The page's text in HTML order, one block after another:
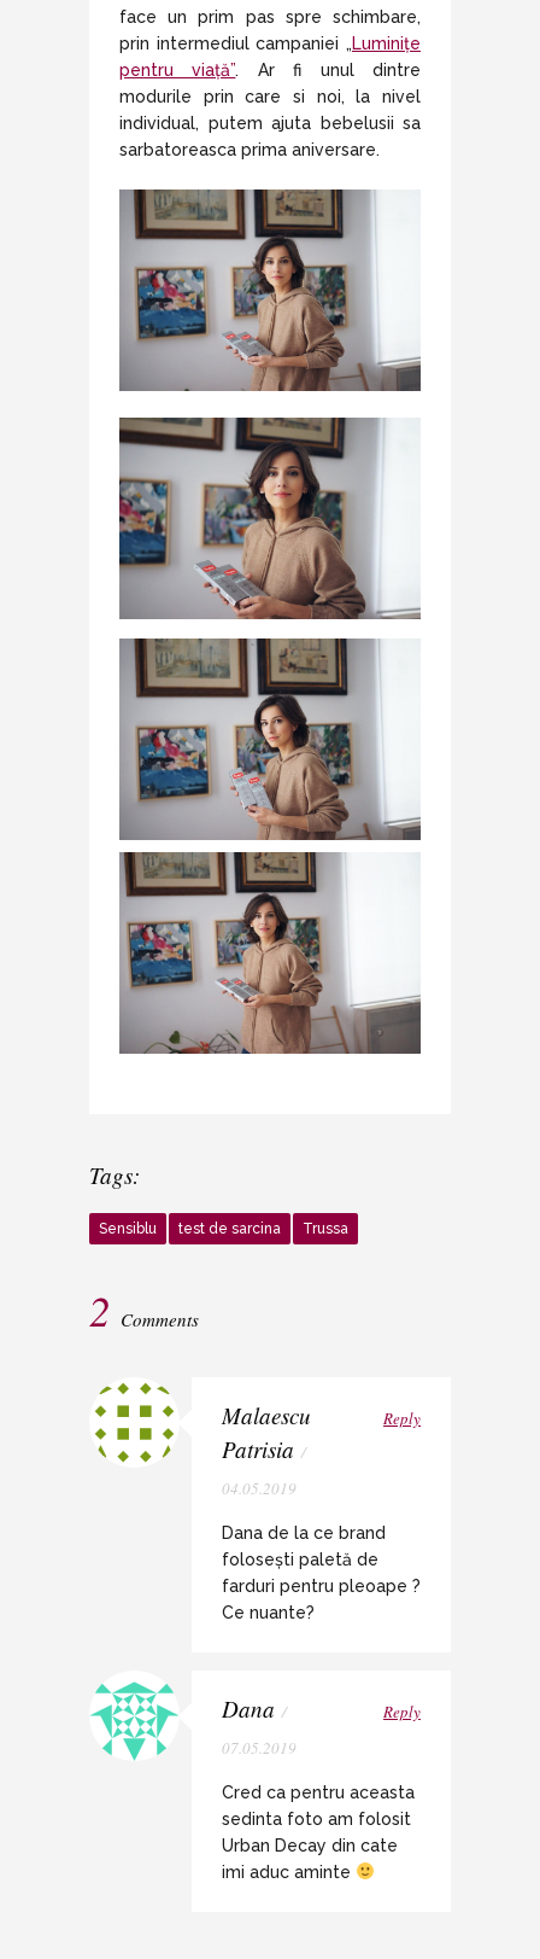
face un prim pas spre schimbare,
prin intermediul campaniei „Luminițe
pentru viață”. Ar fi unul dintre
modurile prin care si noi, la nivel
individual, putem ajuta bebelusii sa
sarbatoreasca prima aniversare.
Tags:
Sensiblu test de sarcina Trussa
2 Comments
Malaescu
Patrisia /
04.05.2019
Reply
Dana de la ce brand
folosești paletă de
farduri pentru pleoape ?
Ce nuante?
Dana /
07.05.2019
Reply
Cred ca pentru aceasta
sedinta foto am folosit
Urban Decay din cate
imi aduc aminte